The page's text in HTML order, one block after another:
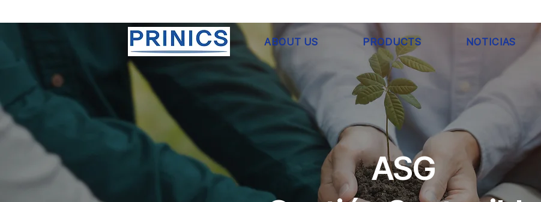
ABOUT US PRODUCTS NOTICIAS
ASG